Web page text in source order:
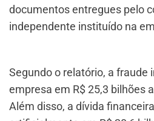
documentos entregues pelo
independente instituído na
Segundo o relatório, a fraude
empresa em R$ 25,3 bilhões
Além disso, a dívida